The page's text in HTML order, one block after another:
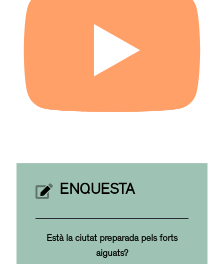
ENQUESTA
Està la ciutat preparada pels forts
aiguats?